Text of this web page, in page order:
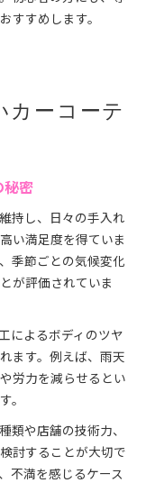
すすめします。
カーコーテ
秘密
持し、日々の手入れ
い満足度を得ていま
季節ごとの気候変化
が評価されていま
によるボディのツヤ
ます。例えば、雨天
労力を減らせるとい
。
類や店舗の技術力、
討することが大切で
不満を感じるケース